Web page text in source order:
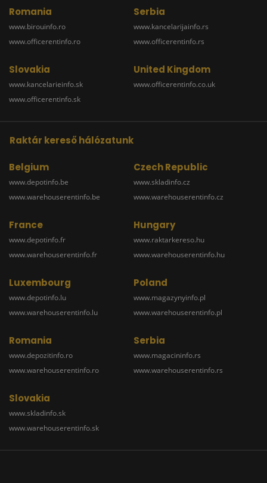
Romania
www.birouinfo.ro
www.officerentinfo.ro
Serbia
www.kancelarijainfo.rs
www.officerentinfo.rs
Slovakia
www.kancelarieinfo.sk
www.officerentinfo.sk
United Kingdom
www.officerentinfo.co.uk
Raktár kereső hálózatunk
Belgium
www.depotinfo.be
www.warehouserentinfo.be
Czech Republic
www.skladinfo.cz
www.warehouserentinfo.cz
France
www.depotinfo.fr
www.warehouserentinfo.fr
Hungary
www.raktarkereso.hu
www.warehouserentinfo.hu
Luxembourg
www.depotinfo.lu
www.warehouserentinfo.lu
Poland
www.magazynyinfo.pl
www.warehouserentinfo.pl
Romania
www.depozitinfo.ro
www.warehouserentinfo.ro
Serbia
www.magacininfo.rs
www.warehouserentinfo.rs
Slovakia
www.skladinfo.sk
www.warehouserentinfo.sk